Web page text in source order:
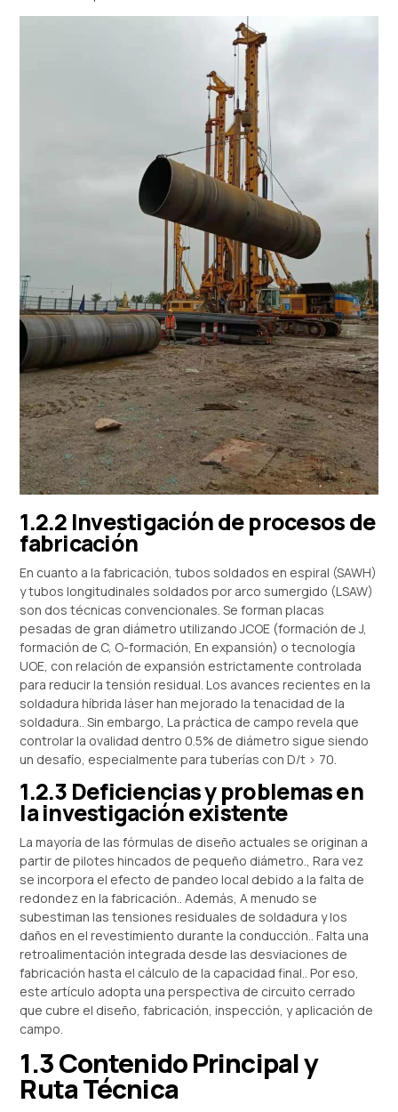
1.2.2 Investigación de procesos de
fabricación
En cuanto a la fabricación, tubos soldados en espiral (SAWH)
y tubos longitudinales soldados por arco sumergido (LSAW)
son dos técnicas convencionales. Se forman placas
pesadas de gran diámetro utilizando JCOE (formación de J,
formación de C, O-formación, En expansión) o tecnología
UOE, con relación de expansión estrictamente controlada
para reducir la tensión residual. Los avances recientes en la
soldadura híbrida láser han mejorado la tenacidad de la
soldadura.. Sin embargo, La práctica de campo revela que
controlar la ovalidad dentro 0.5% de diámetro sigue siendo
un desafío, especialmente para tuberías con D/t > 70.
1.2.3 Deficiencias y problemas en
la investigación existente
La mayoría de las fórmulas de diseño actuales se originan a
partir de pilotes hincados de pequeño diámetro., Rara vez
se incorpora el efecto de pandeo local debido a la falta de
redondez en la fabricación.. Además, A menudo se
subestiman las tensiones residuales de soldadura y los
daños en el revestimiento durante la conducción.. Falta una
retroalimentación integrada desde las desviaciones de
fabricación hasta el cálculo de la capacidad final.. Por eso,
este artículo adopta una perspectiva de circuito cerrado
que cubre el diseño, fabricación, inspección, y aplicación de
campo.
1.3 Contenido Principal y
Ruta Técnica